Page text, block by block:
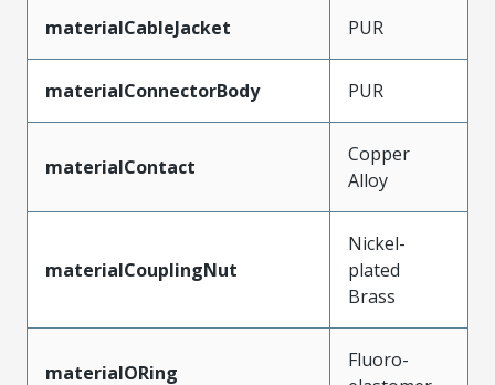
materialCableJacket PUR
materialConnectorBody PUR
materialContact
Copper
Alloy
materialCouplingNut
Nickel-
plated
Brass
materialORing
Fluoro-